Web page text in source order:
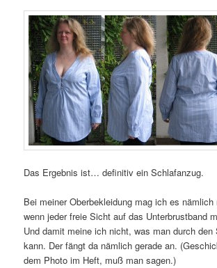
Das Ergebnis ist… definitiv ein Schlafanzug.
Bei meiner Oberbekleidung mag ich es
wenn jeder freie Sicht auf das Unterbrustband
Und damit meine ich nicht, was man durch
kann. Der fängt da nämlich gerade an.
dem Photo im Heft, muß man sagen.)